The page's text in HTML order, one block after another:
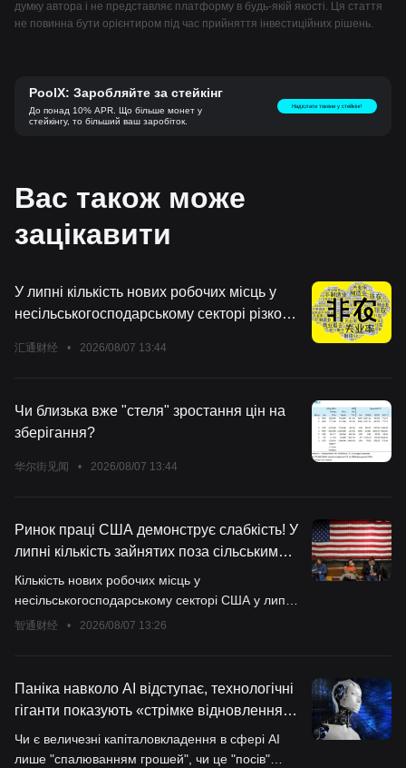
думку автора і не представляє платформу в будь-якій якості. Ця стаття
не повинна бути орієнтиром під час прийняття інвестиційних рішень.
PoolX: Заробляйте за стейкінг
До понад 10% APR. Що більше монет у
стейкінгу, то більший ваш заробіток.
Надіслати токени у стейкінг!
Вас також може
зацікавити
У липні кількість нових робочих місць у
несільськогосподарському секторі різко
стрімко зросла на 60 доларів, очікування
汇通财经 • 2026/08/07 13:44
Чи близька вже "стеля" зростання цін на
зберігання?
华尔街见闻 • 2026/08/07 13:44
Ринок праці США демонструє слабкість! У
липні кількість зайнятих поза сільським
господарством несподівано скоротилася
на 23 тисячі, дані за травень і червень
були значно переглянуті у бік зменшення,
Кількість нових робочих місць у
несільськогосподарському секторі США у липні
несподівано знизилась, а дані за два попередні
неочікуваної стійкості на ринку праці США на
початку цього року, зараз він стикається з
новими викликами.
智通财经 • 2026/08/07 13:26
Паніка навколо AI відступає, технологічні
гіганти показують «стрімке відновлення»:
це повернення королів чи короткочасний
сплеск?
Чи є величезні капіталовкладення в сфері AI
лише "спалюванням грошей", чи це "посів"